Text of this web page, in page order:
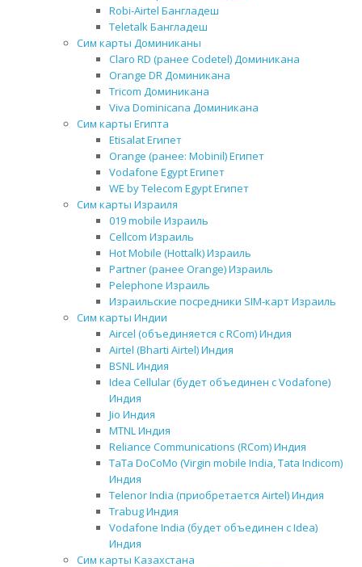
Robi-Airtel Бангладеш
Teletalk Бангладеш
Сим карты Доминиканы
Claro RD (ранее Codetel) Доминикана
Orange DR Доминикана
Tricom Доминикана
Viva Dominicana Доминикана
Сим карты Египта
Etisalat Египет
Orange (ранее: Mobinil) Египет
Vodafone Egypt Египет
WE by Telecom Egypt Египет
Сим карты Израиля
019 mobile Израиль
Cellcom Израиль
Hot Mobile (Hottalk) Израиль
Partner (ранее Orange) Израиль
Pelephone Израиль
Израильские посредники SIM-карт Израиль
Сим карты Индии
Aircel (объединяется с RCom) Индия
Airtel (Bharti Airtel) Индия
BSNL Индия
Idea Cellular (будет объединен с Vodafone)
Индия
Jio Индия
MTNL Индия
Reliance Communications (RCom) Индия
TaTa DoCoMo (Virgin mobile India, Tata Indicom)
Индия
Telenor India (приобретается Airtel) Индия
Trabug Индия
Vodafone India (будет объединен с Idea)
Индия
Сим карты Казахстана